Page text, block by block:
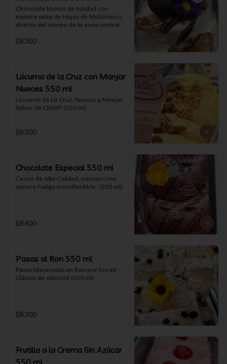
Chocolate blanco de calidad con
nuestra salsa de Higos de Mallarauco,
directo del campo de la zona central.
$8.300
Lúcuma de la Cruz con Manjar
Nueces 550 ml
Lúcumas de La Cruz, Nueces y Manjar.
Sabor de Chile!!! (550 ml)
$8.300
Chocolate Especial 550 ml
Cacao de Alta Calidad, intenso! Una
textura Fudge inconfundible.  (550 ml)
$8.400
Pasas al Ron 550 ml
Pasas Maceradas en Ron por horas!
Clásico de clásicos! (550 ml)
$8.300
Frutilla a la Crema Sin Azúcar
550 ml